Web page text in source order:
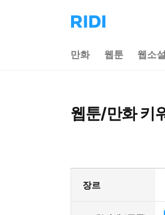
리
디
으
만화 웹툰 웹소설
웹툰/만화 키
장르